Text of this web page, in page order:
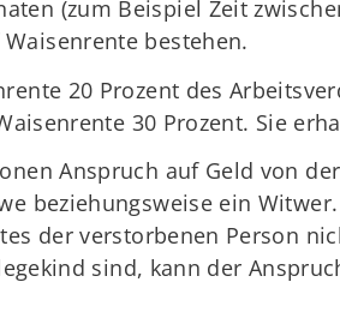
(zum Beispiel Zeit
bestehen.
20 Prozent des
30 Prozent. Sie
Anspruch auf Geld von
beziehungsweise ein
der verstorbenen Person
sind, kann der